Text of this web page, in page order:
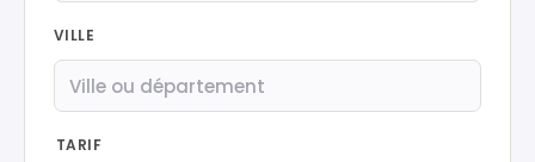
VILLE
TARIF